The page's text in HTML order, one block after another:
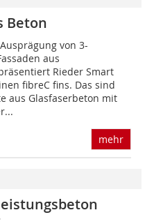
Beton
von 3-
aus
Rieder Smart
fibreC fins. Das sind
aus Glasfaserbeton mit
mehr